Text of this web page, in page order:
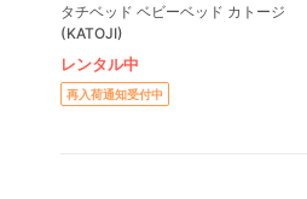
タチベッド ベビーベッド カトージ
(KATOJI)
レンタル中
再入荷通知受付中